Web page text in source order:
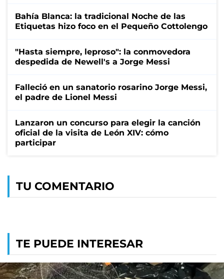
Bahía Blanca: la tradicional Noche de las
Etiquetas hizo foco en el Pequeño Cottolengo
"Hasta siempre, leproso": la conmovedora
despedida de Newell's a Jorge Messi
Falleció en un sanatorio rosarino Jorge Messi,
el padre de Lionel Messi
Lanzaron un concurso para elegir la canción
oficial de la visita de León XIV: cómo
participar
TU COMENTARIO
TE PUEDE INTERESAR